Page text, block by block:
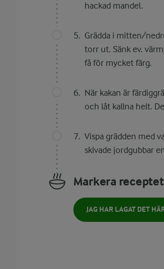
hackad mandel.
Grädda i mitten/
torr ut. Sänk ev.
få för mycket färg.
När kakan är
och låt kallna helt.
Vispa grädden med
skivade jordgubbar
Markera
JAG HAR LAGAT DET